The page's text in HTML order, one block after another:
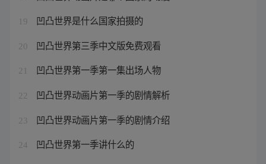
19 凹凸世界是什么国家拍摄的
20 凹凸世界第三季中文版免费观看
21 凹凸世界第一季第一集出场人物
22 凹凸世界动画片第一季的剧情解析
23 凹凸世界动画片第一季的剧情介绍
24
凹凸世界第一季讲什么的